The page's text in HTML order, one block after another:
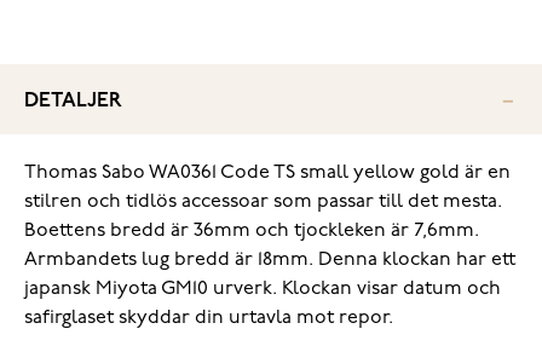
DETALJER
Thomas Sabo WA0361 Code TS small yellow gold är en
stilren och tidlös accessoar som passar till det mesta.
Boettens bredd är 36mm och tjockleken är 7,6mm.
Armbandets lug bredd är 18mm. Denna klockan har ett
japansk Miyota GM10 urverk. Klockan visar datum och
safirglaset skyddar din urtavla mot repor.